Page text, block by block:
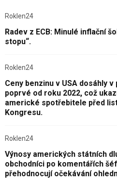
Roklen24
Radev z ECB: Minulé inflační
stopu“.
Roklen24
Ceny benzinu v USA dosáhly
poprvé od roku 2022, což
americké spotřebitele před
Kongresu.
Roklen24
Výnosy amerických státních
obchodníci po komentářích
přehodnocují očekávání